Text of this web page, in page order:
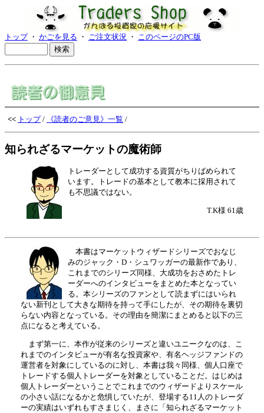
トップ・ かごを見る ・ ご注文状況 ・ このページのPC版
<< トップ/ 《読者のご意見》一覧 /
知られざるマーケットの魔術師
トレーダーとして成功する資質がちりばめられて
います。トレードの基本として教本に採用されて
も不思議ではない。
T.K様 61歳
本書はマーケットウィザードシリーズでおなじ
みのジャック・D・シュワッガーの最新作であり、
これまでのシリーズ同様、大成功をおさめたトレ
ーダーへのインタビューをまとめた本となってい
る。本シリーズのファンとして読まずにはいられ
ない新刊として大きな期待を持って手にしたが、その期待を裏切
らない内容となっている。その理由を簡潔にまとめると以下の三
点になると考えている。
まず第一に、本作が従来のシリーズと違いユニークなのは、こ
れまでのインタビューが有名な投資家や、有名ヘッジファンドの
運営者を対象にしているのに対し、本書は我々同様、個人口座で
トレードする個人トレーダーを対象としていることだ。はじめは
個人トレーダーということでこれまでのウィザードよりスケール
の小さい話になるかと危惧していたが、登場する11人のトレーダ
ーの実績はいずれもすさまじく、まさに「知られざるマーケット